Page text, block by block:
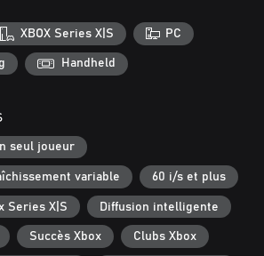
XBOX Series X|S PC
Handheld
seul joueur
variable 60 i/s et plus
Series X|S Diffusion intelligente
Succès Xbox Clubs Xbox